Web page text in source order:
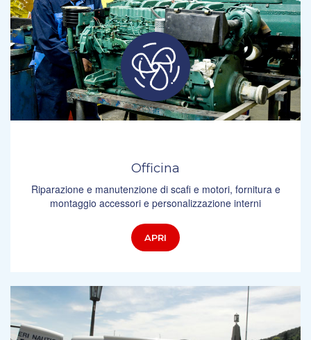
Officina
Riparazione e manutenzione di scafi e motori, fornitura e
montaggio accessori e personalizzazione interni